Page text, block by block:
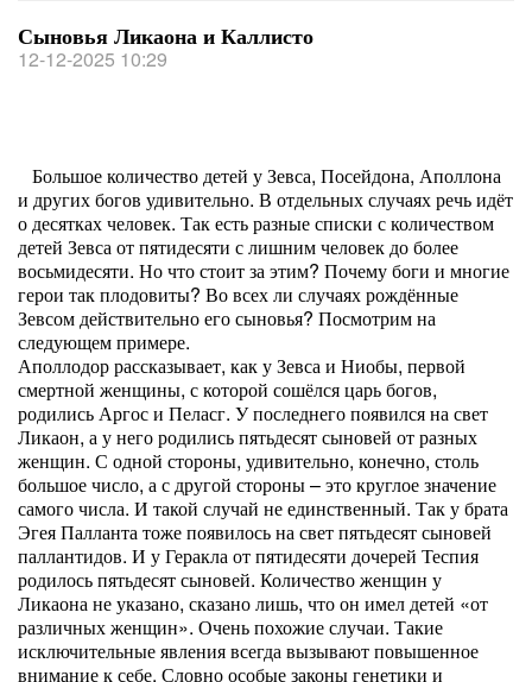
Сыновья Ликаона и Каллисто
12-12-2025 10:29
Большое количество детей у Зевса, Посейдона, Аполлона
и других богов удивительно. В отдельных случаях речь идёт
о десятках человек. Так есть разные списки с количеством
детей Зевса от пятидесяти с лишним человек до более
восьмидесяти. Но что стоит за этим? Почему боги и многие
герои так плодовиты? Во всех ли случаях рождённые
Зевсом действительно его сыновья? Посмотрим на
следующем примере.
Аполлодор рассказывает, как у Зевса и Ниобы, первой
смертной женщины, с которой сошёлся царь богов,
родились Аргос и Пеласг. У последнего появился на свет
Ликаон, а у него родились пятьдесят сыновей от разных
женщин. С одной стороны, удивительно, конечно, столь
большое число, а с другой стороны – это круглое значение
самого числа. И такой случай не единственный. Так у брата
Эгея Палланта тоже появилось на свет пятьдесят сыновей
паллантидов. И у Геракла от пятидесяти дочерей Теспия
родилось пятьдесят сыновей. Количество женщин у
Ликаона не указано, сказано лишь, что он имел детей «от
различных женщин». Очень похожие случаи. Такие
исключительные явления всегда вызывают повышенное
внимание к себе. Словно особые законы генетики и